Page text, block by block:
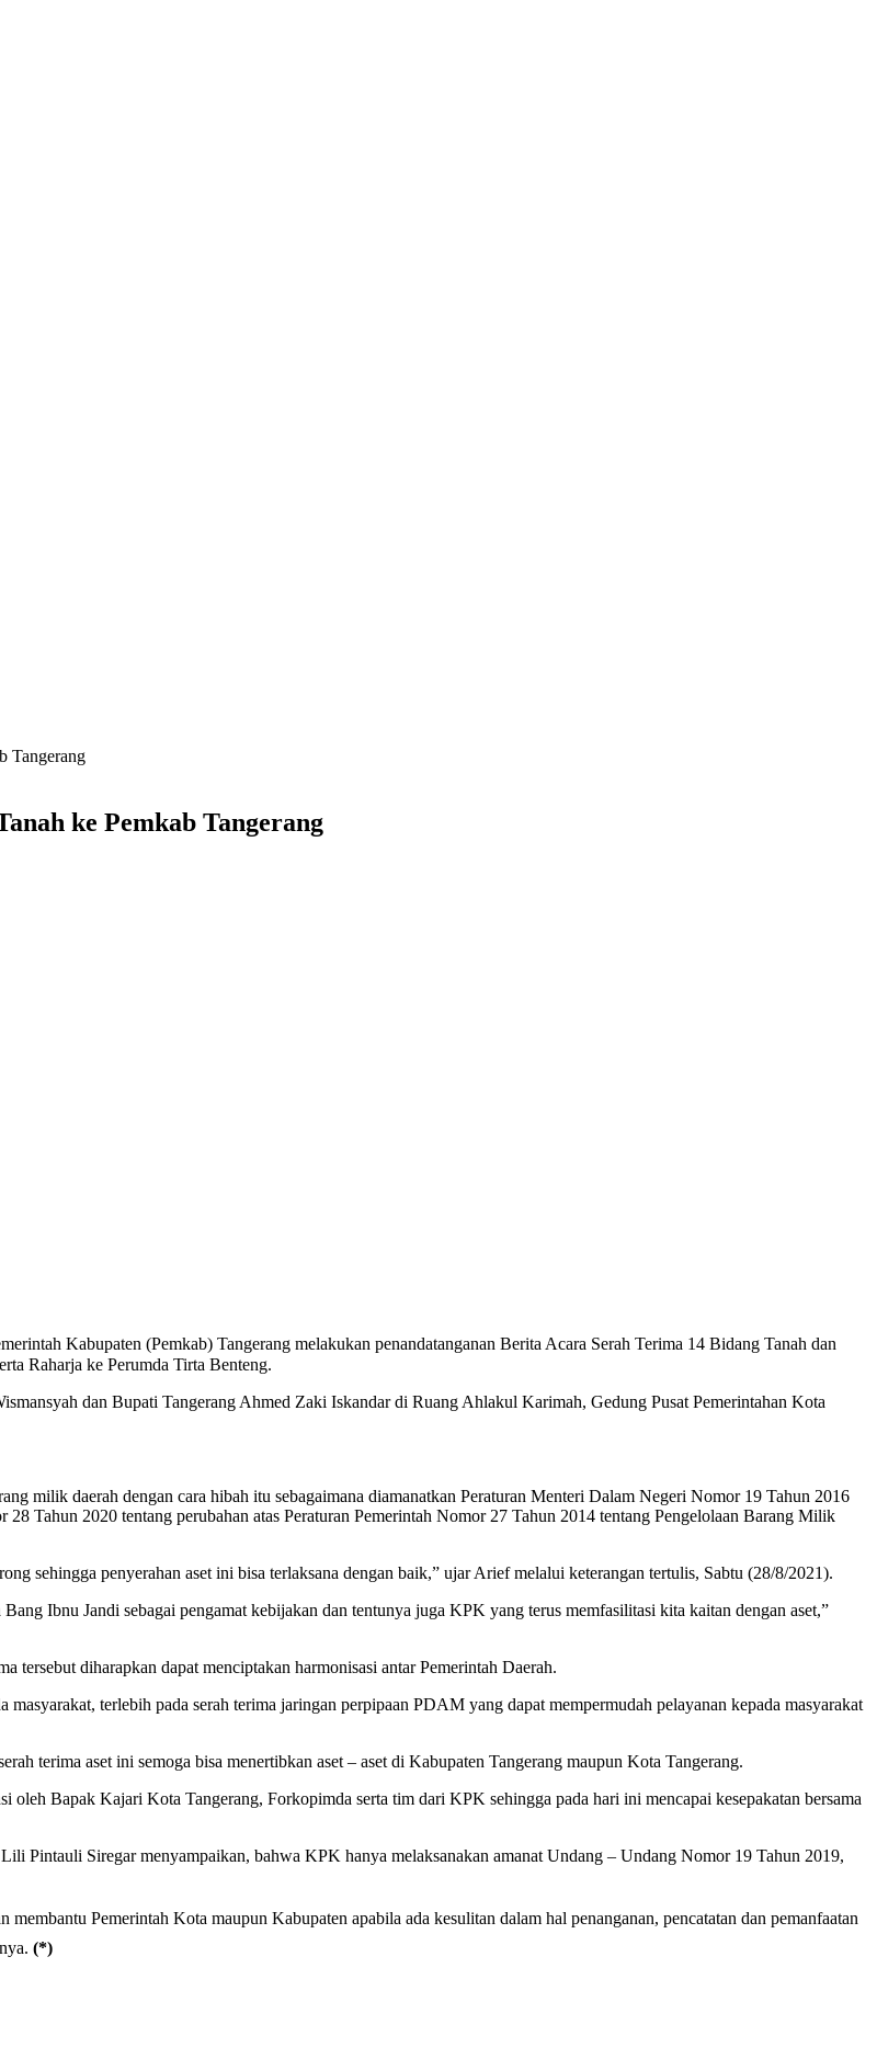
Tangerang
ke Pemkab Tangerang
Kabupaten (Pemkab) Tangerang melakukan penandatanganan Berita Acara Serah Terima 14 Bidang Tanah dan
Raharja ke Perumda Tirta Benteng.
dan Bupati Tangerang Ahmed Zaki Iskandar di Ruang Ahlakul Karimah, Gedung Pusat Pemerintahan Kota
milik daerah dengan cara hibah itu sebagaimana diamanatkan Peraturan Menteri Dalam Negeri Nomor 19 Tahun 2016
Tahun 2020 tentang perubahan atas Peraturan Pemerintah Nomor 27 Tahun 2014 tentang Pengelolaan Barang Milik
sehingga penyerahan aset ini bisa terlaksana dengan baik,” ujar Arief melalui keterangan tertulis, Sabtu (28/8/2021).
Ibnu Jandi sebagai pengamat kebijakan dan tentunya juga KPK yang terus memfasilitasi kita kaitan dengan aset,”
tersebut diharapkan dapat menciptakan harmonisasi antar Pemerintah Daerah.
terlebih pada serah terima jaringan perpipaan PDAM yang dapat mempermudah pelayanan kepada masyarakat
terima aset ini semoga bisa menertibkan aset – aset di Kabupaten Tangerang maupun Kota Tangerang.
oleh Bapak Kajari Kota Tangerang, Forkopimda serta tim dari KPK sehingga pada hari ini mencapai kesepakatan bersama
Pintauli Siregar menyampaikan, bahwa KPK hanya melaksanakan amanat Undang – Undang Nomor 19 Tahun 2019,
Pemerintah Kota maupun Kabupaten apabila ada kesulitan dalam hal penanganan, pencatatan dan pemanfaatan
(*)